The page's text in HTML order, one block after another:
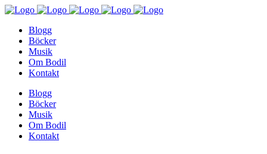
Blogg
Böcker
Musik
Om Bodil
Kontakt
Blogg
Böcker
Musik
Om Bodil
Kontakt